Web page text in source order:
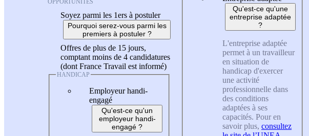
OPPORTUNITÉS
Soyez parmi les 1ers à postuler
Pourquoi serez-vous parmi les
premiers à postuler ?
Offres de plus de 15 jours,
comptant moins de 4 candidatures
(dont France Travail est informé)
HANDICAP
Employeur handi-
engagé
Qu'est-ce qu'un
employeur handi-
engagé ?
Qu'est-ce qu'une
entreprise adaptée
?
L'entreprise adaptée
permet à un travailleur
en situation de
handicap d'exercer
une activité
professionnelle dans
des conditions
adaptées à ses
capacités. Pour en
savoir plus, consultez